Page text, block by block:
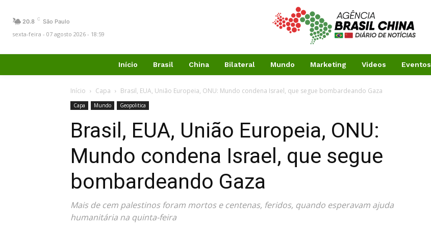
20.8 C São Paulo
sexta-feira - 07 agosto 2026 - 18:59
Início Brasil China Bilateral Mundo Marketing Videos Eventos
Início Capa Brasil, EUA, União Europeia, ONU: Mundo condena Israel, que segue bombardeando Gaza
Capa Mundo Geopolitica
Brasil, EUA, União Europeia, ONU:
Mundo condena Israel, que segue
bombardeando Gaza
Mais de cem palestinos foram mortos e centenas, feridos, quando esperavam ajuda
humanitária na quinta-feira